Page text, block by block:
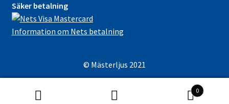
Säker betalning
Information om Nets betalning
© Mästerljus 2021
0